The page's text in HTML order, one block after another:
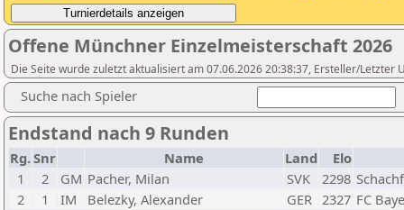
Offene Münchner Einzelmeisterschaft 2026
Die Seite wurde zuletzt aktualisiert am 07.06.2026 20:38:37, Ersteller/Letzter
Suche nach Spieler
Endstand nach 9 Runden
Rg.Snr Name Land
Elo
1
2 GM Pacher, Milan SVK 2298
2
1 IM Belezky, Alexander GER 2327 FC